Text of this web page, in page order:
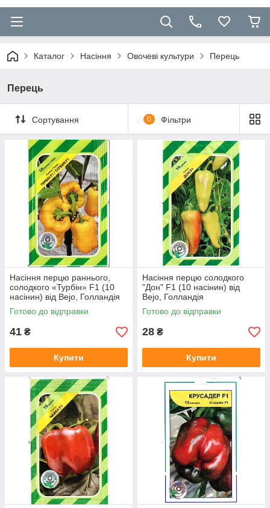
Каталог Насіння Овочеві культури Перець
Перець
Сортування 0 Фільтри
Насіння перцю раннього,
солодкого «Турбін» F1 (10
насінин) від Bejo, Голландія
Готово до відправки
41 ₴
Купити
Насіння перцю солодкого
"Дон" F1 (10 насінин) від
Bejo, Голландія
Готово до відправки
28 ₴
Купити